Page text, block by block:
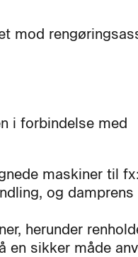
mod
i forbindelse med
maskiner til fx:
og damprens
herunder
en sikker måde